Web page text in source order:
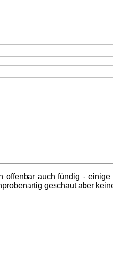
auch fündig -
geschaut aber